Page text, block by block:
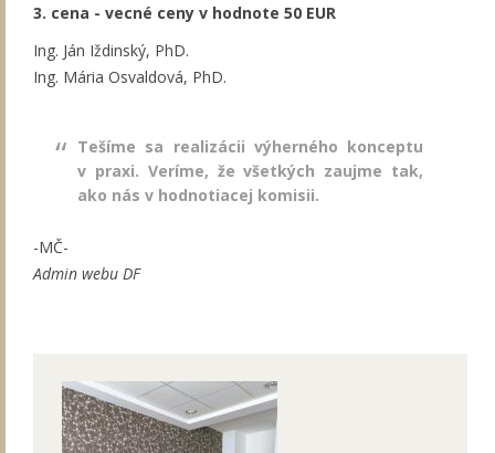
3. cena - vecné ceny v hodnote 50 EUR
Ing. Ján Iždinský, PhD.
Ing. Mária Osvaldová, PhD.
Tešíme sa realizácii výherného konceptu
v praxi. Veríme, že všetkých zaujme tak,
ako nás v hodnotiacej komisii.
-MČ-
Admin webu DF